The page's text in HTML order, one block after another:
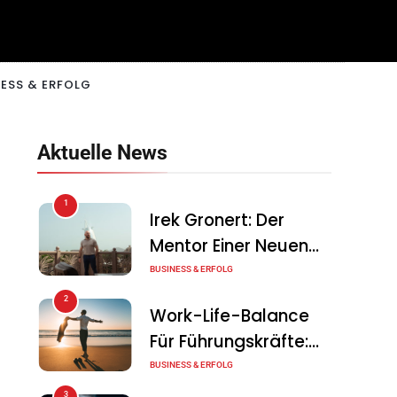
& ERFOLG
Aktuelle News
1
Irek Gronert: Der
Mentor Einer Neuen
Generation Von
BUSINESS & ERFOLG
2
Work-Life-Balance
Für Führungskräfte:
Illusion Oder Echte
BUSINESS & ERFOLG
3